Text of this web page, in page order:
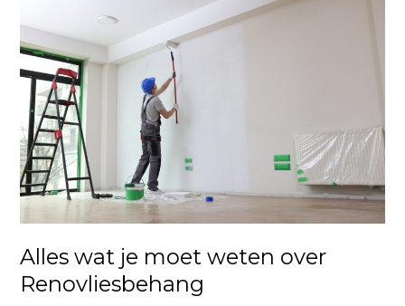
Alles wat je moet weten over
Renovliesbehang
moet
weten
over
Renovliesbehang